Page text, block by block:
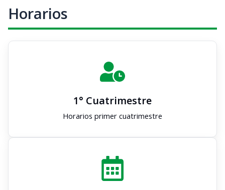
Horarios
1° Cuatrimestre
Horarios primer cuatrimestre